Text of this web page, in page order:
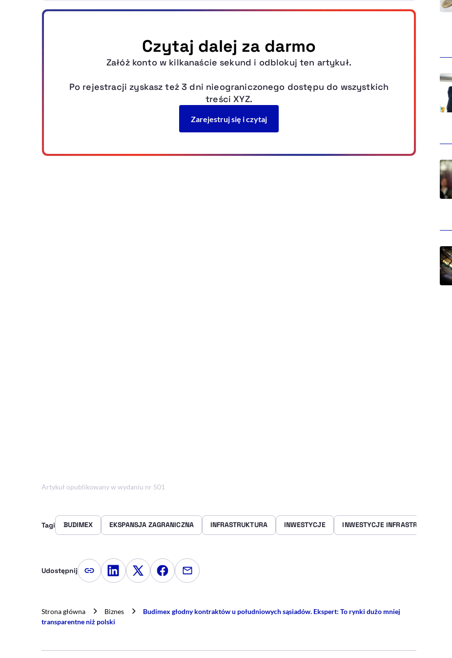
Artykuł opublikowany w wydaniu nr 501
Tagi BUDIMEX EKSPANSJA ZAGRANICZNA INFRASTRUKTURA INWESTYCJE INWESTYCJE INFRASTRUKTURALNE
Udostępnij Kopiuj link artykułu
Udostępnij na LinkedIn
Udostępnij na Twitterze
Udostępnij na Facebooku
Udostępnij przez e-mail
Strona główna Biznes
Budimex głodny kontraktów u południowych sąsiadów. Ekspert: To rynki dużo mniej
transparentne niż polski